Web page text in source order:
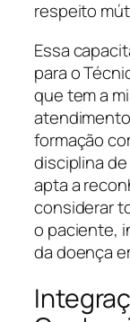
respeito
Essa
para o
que tem a
formação
disciplina
apta a
considerar
o paciente,
da doença